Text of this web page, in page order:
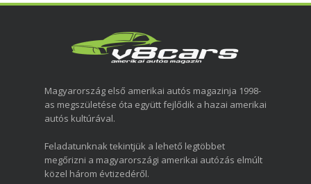
Magyarország első amerikai autós magazinja 1998-
as megszületése óta együtt fejlődik a hazai amerikai
autós kultúrával.
Feladatunknak tekintjük a lehető legtöbbet
megőrizni a magyarországi amerikai autózás elmúlt
közel három évtizedéről.